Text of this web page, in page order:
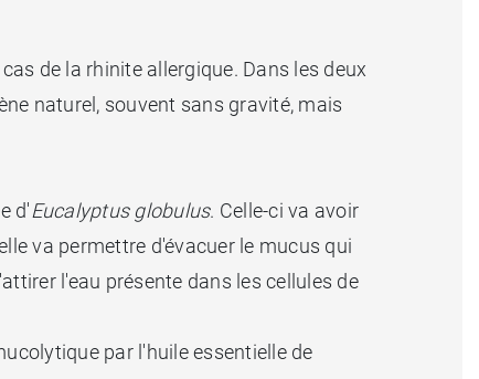
de la rhinite allergique. Dans les deux
naturel, souvent sans gravité, mais
d'Eucalyptus globulus. Celle-ci va avoir
va permettre d'évacuer le mucus qui
l'eau présente dans les cellules de
par l'huile essentielle de